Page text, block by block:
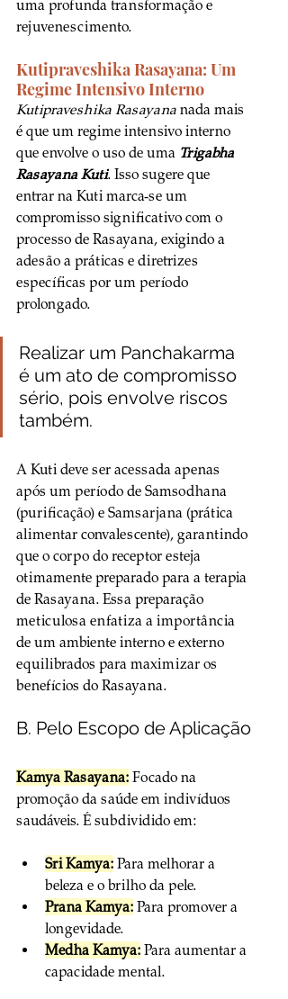
uma profunda transformação e
rejuvenescimento.
Kutipraveshika Rasayana: Um
Regime Intensivo Interno
Kutipraveshika Rasayana nada mais
é que um regime intensivo interno
que envolve o uso de uma Trigabha
Rasayana Kuti. Isso sugere que
entrar na Kuti marca-se um
compromisso significativo com o
processo de Rasayana, exigindo a
adesão a práticas e diretrizes
específicas por um período
prolongado.
Realizar um Panchakarma
é um ato de compromisso
sério, pois envolve riscos
também.
A Kuti deve ser acessada apenas
após um período de Samsodhana
(purificação) e Samsarjana (prática
alimentar convalescente), garantindo
que o corpo do receptor esteja
otimamente preparado para a terapia
de Rasayana. Essa preparação
meticulosa enfatiza a importância
de um ambiente interno e externo
equilibrados para maximizar os
benefícios do Rasayana.
B. Pelo Escopo de Aplicação
Kamya Rasayana: Focado na
promoção da saúde em indivíduos
saudáveis. É subdividido em:
Sri Kamya: Para melhorar a
beleza e o brilho da pele.
Prana Kamya: Para promover a
longevidade.
Medha Kamya: Para aumentar a
capacidade mental.